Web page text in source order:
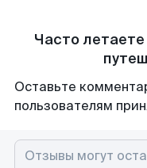
Часто
Оставьте
пользователям